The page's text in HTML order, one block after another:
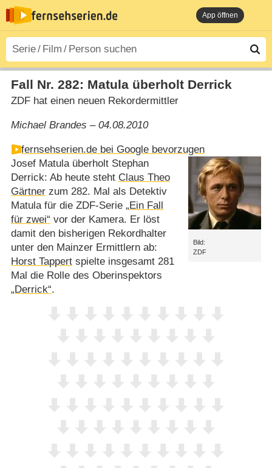
App öffnen
Fall Nr. 282: Matula überholt Derrick
ZDF hat einen neuen Rekordermittler
Michael Brandes – 04.08.2010
fernsehserien.de bei Google bevorzugen
Bild:
ZDF
Josef Matula überholt Stephan
Derrick: Ab heute steht Claus Theo
Gärtnerzum 282. Mal als Detektiv
Matula für die ZDF-Serie „Ein Fall
für zwei“ vor der Kamera. Er löst
damit den bisherigen Rekordhalter
unter den Mainzer Ermittlern ab:
Horst Tappertspielte insgesamt 281
Mal die Rolle des Oberinspektors
„Derrick“.